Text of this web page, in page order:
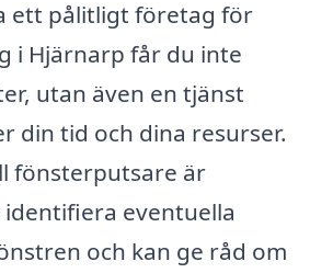
ett pålitligt företag för
i Hjärnarp får du inte
utan även en tjänst
din tid och dina resurser.
fönsterputsare är
eventuella
och kan ge råd om